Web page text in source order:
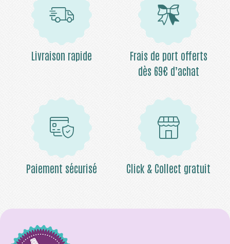
Livraison rapide
Frais de port offerts
dès 69€ d’achat
Paiement sécurisé Click & Collect gratuit